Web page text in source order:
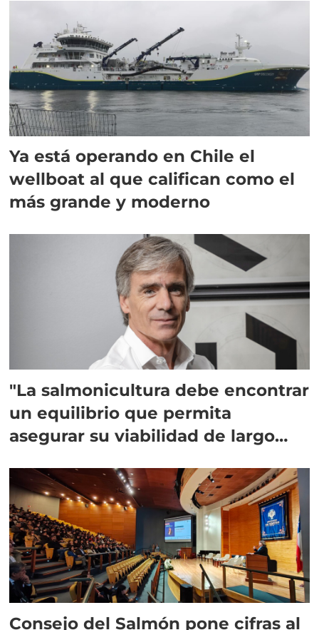
Ya está operando en Chile el
wellboat al que califican como el
más grande y moderno
"La salmonicultura debe encontrar
un equilibrio que permita
asegurar su viabilidad de largo
Consejo del Salmón pone cifras al